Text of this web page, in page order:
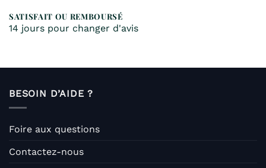
SATISFAIT OU REMBOURSÉ
14 jours pour changer d'avis
BESOIN D’AIDE ?
Foire aux questions
Contactez-nous